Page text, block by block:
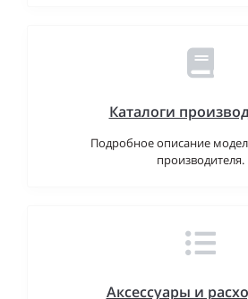
Каталоги
Подробное описание
производителя.
Аксессуары и